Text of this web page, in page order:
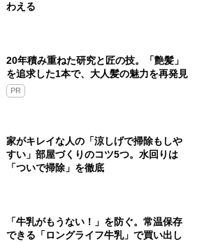
わえる
20年積み重ねた研究と匠の技。「艶髪」
を追求した1本で、大人髪の魅力を再発見
PR
家がキレイな人の「涼しげで掃除もしや
すい」部屋づくりのコツ5つ。水回りは
「ついで掃除」を徹底
「牛乳がもうない！」を防ぐ。常温保存
できる「ロングライフ牛乳」で買い出し